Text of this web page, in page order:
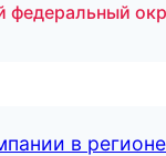
федеральный
в